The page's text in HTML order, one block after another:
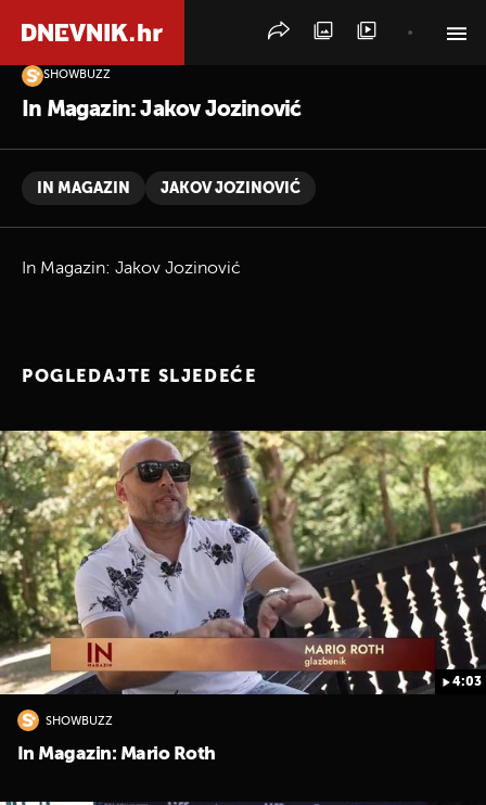
SHOWBUZZ
In Magazin: Jakov Jozinović
IN MAGAZIN JAKOV JOZINOVIĆ
In Magazin: Jakov Jozinović
POGLEDAJTE SLJEDEĆE
4:03
SHOWBUZZ
In Magazin: Mario Roth
PRETRAŽITE VIJESTI